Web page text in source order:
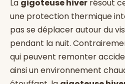
La gigoteuse hiver résout
une protection thermique
pas se déplacer autour du
pendant la nuit.
qui peuvent remonter
ainsi un environnement